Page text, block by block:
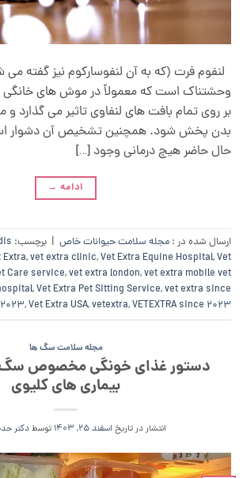
لنفوم فرت (که به آن لنفوسارکوم نیز گفته
وحشتناک است که معمولاً در موش های
بر روی تمام بافت های لنفاوی تاثیر می گذارد و
بدن پخش شود. همچنین تشخیص آن دشوار
حال حاضر هیچ درمانی وجود […]
ادامه →
ارسال شده در : مجله سلامت حیوانات خاص | برچسب:
Extra,vet extra clinic,Vet Extra Equine Hospital,Vet
Care service,vet extra london,vet extra mobile vet
,Vet Extra Pet Sitting Service,vet extra since
2023,Vet Extra USA,vetextra,VETEXTRA since 2023
مجله سلامت سگ ها
دستور غذای خونگی مخصوص سگ
بیماری های کلیوی
انتشار در تاریخ اسفند 25, 1403 توسطدکتر